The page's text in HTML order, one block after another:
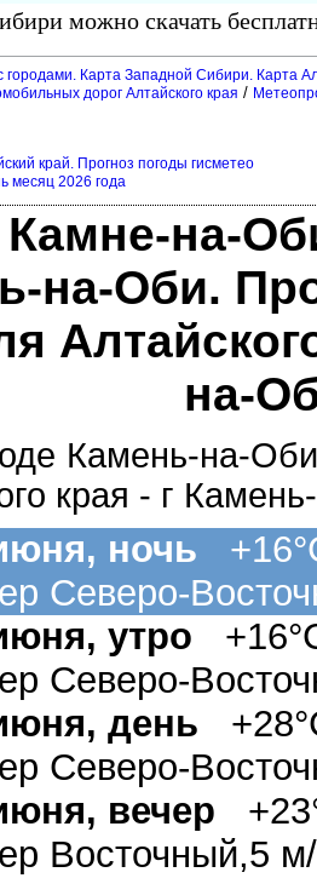
можно скачать
Карта Западной Сибири. Карта
дорог Алтайского края /
край. Прогноз погоды гисметео
месяц 2026 года
на-
на-Оби.
на-
Камень-на-
края - г
ночь
Северо-
утро
Северо-
день
Северо-
вечер
Восточный,5